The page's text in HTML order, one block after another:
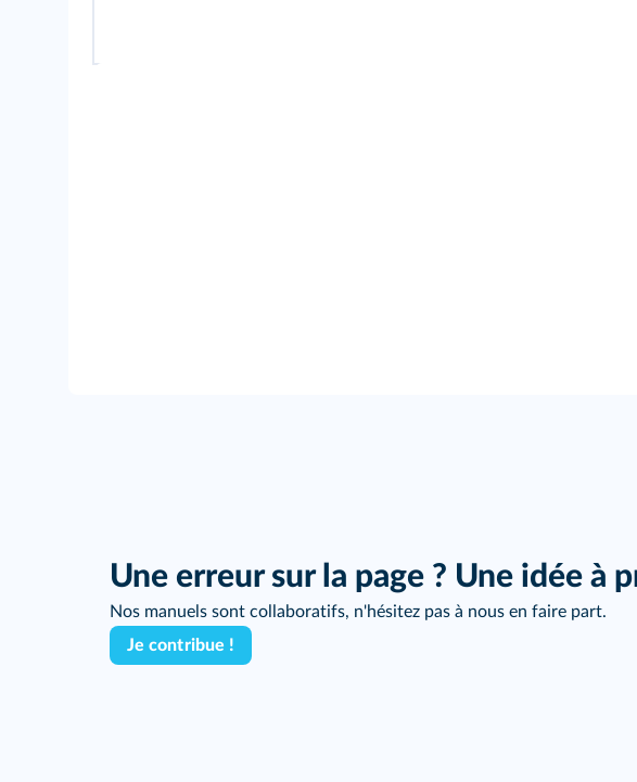
Une erreur sur la page ? Une idée à
Nos manuels sont collaboratifs, n'hésitez pas à nous en faire part.
Je contribue !